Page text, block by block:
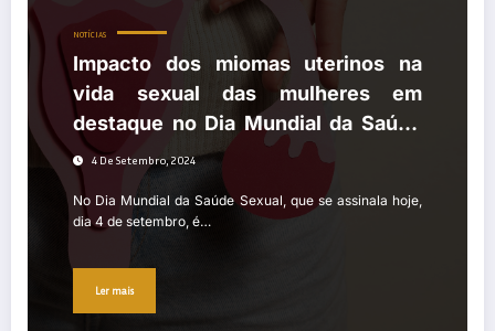
NOTÍCIAS
Impacto dos miomas uterinos na
vida sexual das mulheres em
destaque no Dia Mundial da Saúde
Sexual
4 De Setembro, 2024
No Dia Mundial da Saúde Sexual, que se assinala hoje,
dia 4 de setembro, é…
Ler mais